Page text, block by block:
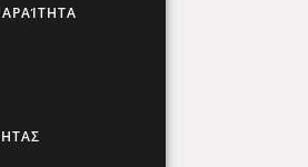
Social Media